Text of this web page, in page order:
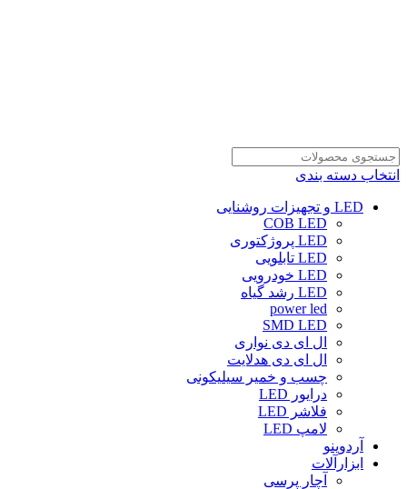
انتخاب دسته بندی
LED و تجهیزات روشنایی
COB LED
LED پروژکتوری
LED تابلویی
LED خودرویی
LED رشد گیاه
power led
SMD LED
ال ای دی نواری
ال ای دی هدلایت
چسب و خمیر سیلیکونی
درایور LED
فلاشر LED
لامپ LED
آردوینو
ابزارآلات
آچار پرسی